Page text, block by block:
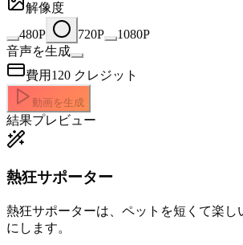
解像度
480P
720P
1080P
音声を生成
費用 120 クレジット
動画を生成
結果プレビュー
熱狂サポーター
熱狂サポーターは、ペットを短くて楽し
にします。